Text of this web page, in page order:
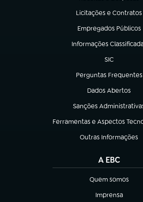
Licitações e Contratos
(abre em nova aba)
Empregados Públicos
(abre em nova aba)
Informações
(abre em nova aba)
SIC
(abre em
Perguntas Frequentes
(abre em nova aba)
Dados Abertos
(abre em nova aba)
Sanções
(abre em nova aba)
Ferramentas e Aspectos
(abre em nova aba)
Outras Informações
(abre em nova aba)
A EBC
Quem somos
(abre em nova aba)
Imprensa
(abre em nova